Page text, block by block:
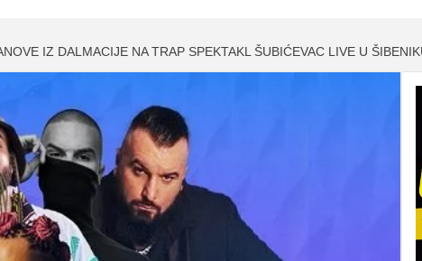
IZ DALMACIJE NA TRAP SPEKTAKL ŠUBIĆEVAC LIVE U